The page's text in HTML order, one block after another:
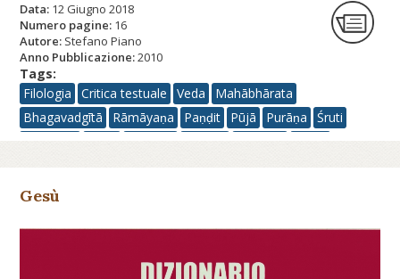
Data: 12 Giugno 2018
Numero pagine: 16
Autore: Stefano Piano
Anno Pubblicazione:2010
Tags:
Filologia
Critica testuale Veda
Mahābhārata
Bhagavadgītā
Rāmāyaṇa Paṇḍit Pūjā Purāṇa
Śruti
Upaniṣad
Smṛti Ahiṃsā Rākṣasa
Gesù